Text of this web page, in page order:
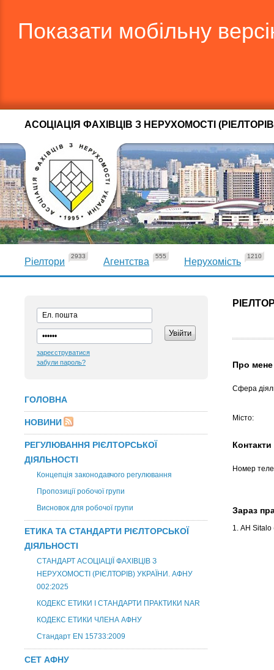
Показати мобільну
АСОЦІАЦІЯ ФАХІВЦІВ З НЕРУХОМОСТІ
Ріелтори
2933
Агентства
555
Нерухомість
1210
зареєструватися
забули пароль?
ГОЛОВНА
НОВИНИ
РЕГУЛЮВАННЯ РІЄЛТОРСЬКОЇ
ДІЯЛЬНОСТІ
Концепція законодавчого регулювання
Пропозиції робочої групи
Висновок для робочої групи
ЕТИКА ТА СТАНДАРТИ РІЄЛТОРСЬКОЇ
ДІЯЛЬНОСТІ
СТАНДАРТ АСОЦІАЦІЇ ФАХІВЦІВ З
НЕРУХОМОСТІ (РІЄЛТОРІВ) УКРАЇНИ. АФНУ
002:2025
КОДЕКС ЕТИКИ І СТАНДАРТИ ПРАКТИКИ NAR
КОДЕКС ЕТИКИ ЧЛЕНА АФНУ
Стандарт EN 15733:2009
СЕТ АФНУ
Про мене
Сфера
Місто:
Контакти
Номер
Зараз
1. АН Sitalo